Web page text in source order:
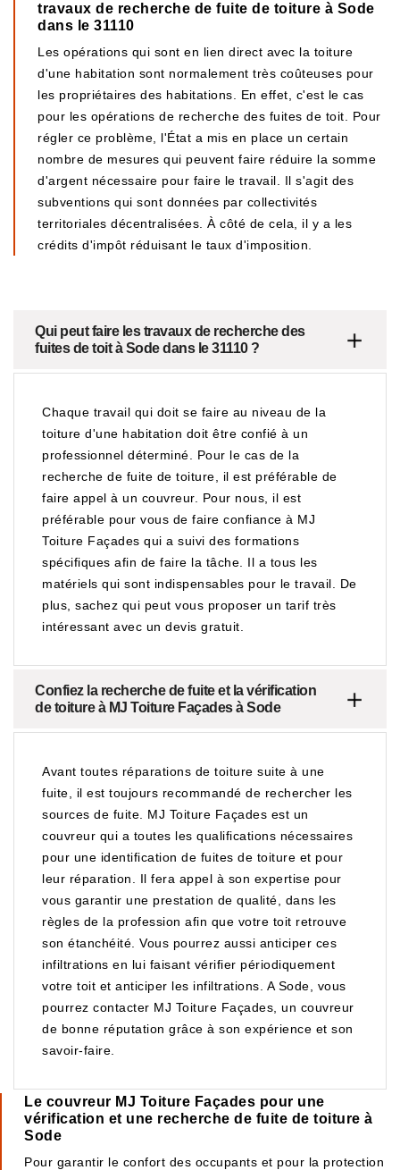
travaux de recherche de fuite de toiture à Sode
dans le 31110
Les opérations qui sont en lien direct avec la toiture
d'une habitation sont normalement très coûteuses pour
les propriétaires des habitations. En effet, c'est le cas
pour les opérations de recherche des fuites de toit. Pour
régler ce problème, l'État a mis en place un certain
nombre de mesures qui peuvent faire réduire la somme
d'argent nécessaire pour faire le travail. Il s'agit des
subventions qui sont données par collectivités
territoriales décentralisées. À côté de cela, il y a les
crédits d'impôt réduisant le taux d'imposition.
Qui peut faire les travaux de recherche des
fuites de toit à Sode dans le 31110 ?
Chaque travail qui doit se faire au niveau de la
toiture d'une habitation doit être confié à un
professionnel déterminé. Pour le cas de la
recherche de fuite de toiture, il est préférable de
faire appel à un couvreur. Pour nous, il est
préférable pour vous de faire confiance à MJ
Toiture Façades qui a suivi des formations
spécifiques afin de faire la tâche. Il a tous les
matériels qui sont indispensables pour le travail. De
plus, sachez qui peut vous proposer un tarif très
intéressant avec un devis gratuit.
Confiez la recherche de fuite et la vérification
de toiture à MJ Toiture Façades à Sode
Avant toutes réparations de toiture suite à une
fuite, il est toujours recommandé de rechercher les
sources de fuite. MJ Toiture Façades est un
couvreur qui a toutes les qualifications nécessaires
pour une identification de fuites de toiture et pour
leur réparation. Il fera appel à son expertise pour
vous garantir une prestation de qualité, dans les
règles de la profession afin que votre toit retrouve
son étanchéité. Vous pourrez aussi anticiper ces
infiltrations en lui faisant vérifier périodiquement
votre toit et anticiper les infiltrations. A Sode, vous
pourrez contacter MJ Toiture Façades, un couvreur
de bonne réputation grâce à son expérience et son
savoir-faire.
Le couvreur MJ Toiture Façades pour une
vérification et une recherche de fuite de toiture à
Sode
Pour garantir le confort des occupants et pour la protection